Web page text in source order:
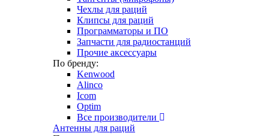
Чехлы для раций
Клипсы для раций
Программаторы и ПО
Запчасти для радиостанций
Прочие аксессуары
По бренду:
Kenwood
Alinco
Icom
Optim
Все производители
Антенны для раций